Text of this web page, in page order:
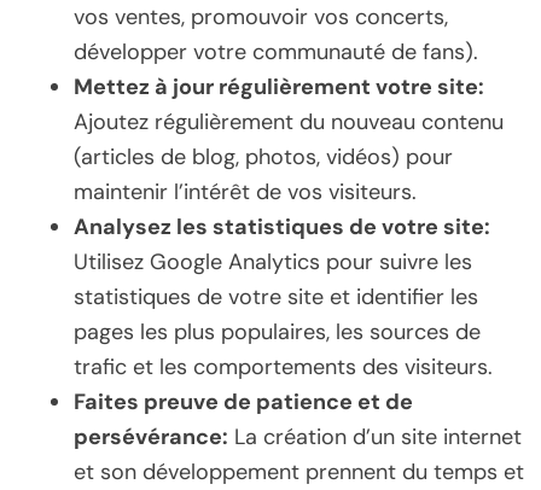
vos ventes, promouvoir vos concerts,
développer votre communauté de fans).
Mettez à jour régulièrement votre site:
Ajoutez régulièrement du nouveau contenu
(articles de blog, photos, vidéos) pour
maintenir l’intérêt de vos visiteurs.
Analysez les statistiques de votre site:
Utilisez Google Analytics pour suivre les
statistiques de votre site et identifier les
pages les plus populaires, les sources de
trafic et les comportements des visiteurs.
Faites preuve de patience et de
persévérance: La création d’un site internet
et son développement prennent du temps et